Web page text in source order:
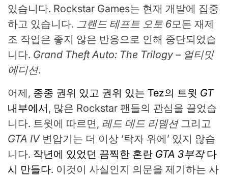
있습니다. Rockstar Games는 현재 개발에 집중
하고 있습니다. 그랜드 테프트 오토 6모든 재제
조 작업은 좋지 않은 반응으로 인해 중단되었습
니다. Grand Theft Auto: The Trilogy – 얼티밋
에디션.
어제, 종종 권위 있고 권위 있는 Tez의 트윗 GT
내부에서 , 많은 Rockstar 팬들의 관심을 끌었습
니다. 트윗에 따르면, 레드 데드 리뎀션 그리고
GTA IV변압기는 더 이상 ‘탁자 위에’ 있지 않습
니다. 작년에 있었던 끔찍한 혼란 GTA 3부작다
시 만들다. 이것이 사실인지 의문을 제기하는 사